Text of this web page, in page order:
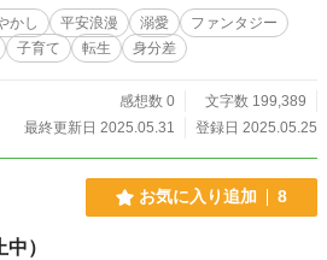
ったのです。 でも黒緋様の正体は
れ多い存在でした。しかも黒緋様が私に子ども
てはいけない人
長男。 青藍(せいらん)…黒緋と鶯の子ども。
間では稀にみる神気の持ち主。 ※平安時
※斎王とは伊勢の斎宮に暮らし、地上で天帝
代皇女の任だが、実際は神気の強い女性が選ば
かし 平安浪漫 溺愛
ファンタジー
子育て 転生 身分差
感想数 0
文字数 199,389
最終更新日 2025.05.31
登録日 2025.05.25
お気に入り追加 8
）